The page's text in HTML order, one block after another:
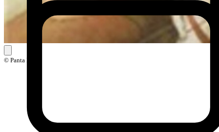
© Panta Rhei